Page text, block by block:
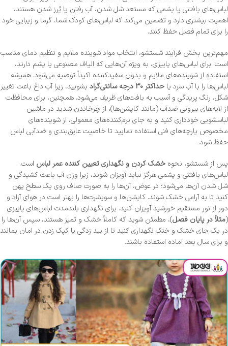
لباس‌های بافتنی یا پشمی که مستعد شل شدن، آب رفتن یا پُرز شدن هستند،
اهمیت بیشتری دارد و تضمین می‌کند که لباس‌های کودک شما، گرما و زیبایی خود
را برای تمام فصل حفظ کنند.
مهم‌ترین بخش فرآیند شستشو، انتخاب مواد شوینده ملایم و تنظیم دمای مناسب
است. برای لباس‌های پاییزی، به ویژه آن‌هایی که الیاف مصنوعی یا پشم دارند،
استفاده از شوینده‌های ملایم و بدون سفیدکننده اکیداً توصیه می‌شود. همیشه
لباس‌ها را با آب سرد یا حداکثر ۳۰ درجه سانتی‌گراد
بشویید، زیرا آب داغ باعث تغییر
شکل، رنگ پریدگی و آسیب به بافت‌های ظریف می‌شود. همچنین، برای محافظت
از لایه‌های بیرونی ضدآب (مانند کاپشن‌ها)، از چرخاندن شدید در ماشین
لباسشویی خودداری کنید و به جای نرم‌کننده‌های معمولی، از شوینده‌های
مخصوص پارچه‌های فنی استفاده نمایید تا خاصیت عایق‌بندی و ضدآبی لباس
حفظ شود.
پس از شستشو، نحوه خشک کردن و نگهداری تعیین کننده عمر لباس است.
لباس‌های بافتنی و پشمی هرگز نباید آویزان شوند، زیرا وزن آب باعث کشیدگی و
شل شدن آن‌ها می‌شود؛ در عوض، آن‌ها را به صورت صاف روی یک سطح پهن
کنید تا به آرامی خشک شوند. کاپشن‌ها و سویشرت‌ها را بهتر است در هوای آزاد و
دور از نور مستقیم خورشید آویزان کنید. برای نگهداری بلندمدت لباس‌های پاییزی
(مثلاً در پایان فصل)، مطمئن شوید که کاملاً خشک و تمیز هستند، سپس آن‌ها را
در یک جای خشک و خنک نگهداری کنید تا از بید زدگی یا کپک زدن در امان بمانند
و برای سال بعد آماده استفاده باشند.